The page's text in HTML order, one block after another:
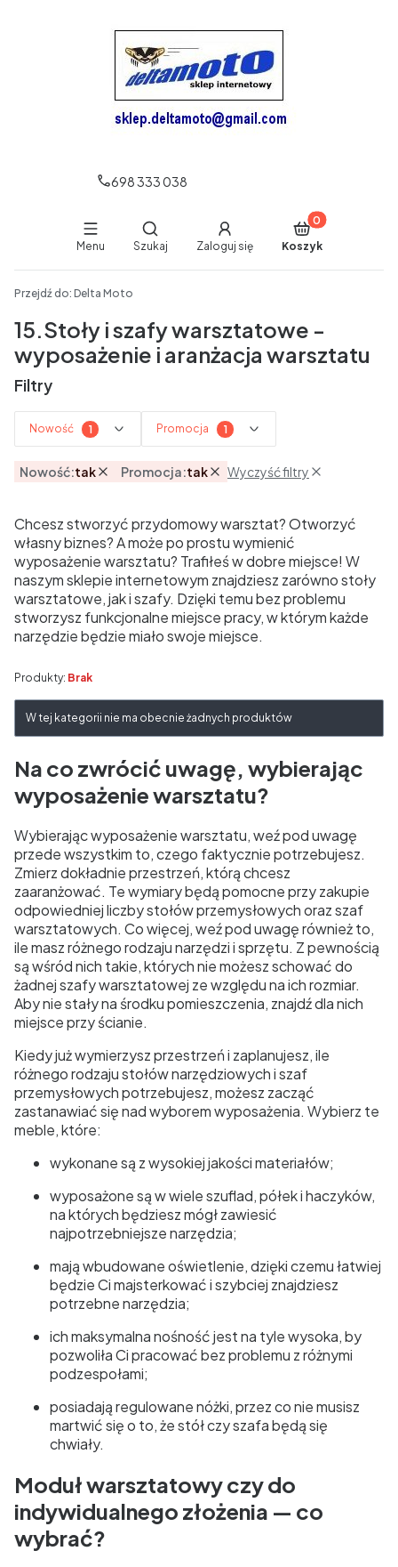
698 333 038
Menu
Otwórz wyszukiwarkę
Szukaj Zaloguj się
Produkty w
Koszyk
Przejdź do: Delta Moto
15.Stoły i szafy warsztatowe -
wyposażenie i aranżacja warsztatu
Filtry
Nowość Promocja
Aktywne filtry
Nowość:tak Promocja:tak Wyczyść filtry
Chcesz stworzyć przydomowy warsztat? Otworzyć
własny biznes? A może po prostu wymienić
wyposażenie warsztatu? Trafiłeś w dobre miejsce! W
naszym sklepie internetowym znajdziesz zarówno stoły
warsztatowe, jak i szafy. Dzięki temu bez problemu
stworzysz funkcjonalne miejsce pracy, w którym każde
narzędzie będzie miało swoje miejsce.
Produkty: Brak
Lista produktów
W tej kategorii nie ma obecnie żadnych produktów
Na co zwrócić uwagę, wybierając
wyposażenie warsztatu?
Wybierając wyposażenie warsztatu, weź pod uwagę
przede wszystkim to, czego faktycznie potrzebujesz.
Zmierz dokładnie przestrzeń, którą chcesz
zaaranżować. Te wymiary będą pomocne przy zakupie
odpowiedniej liczby stołów przemysłowych oraz szaf
warsztatowych. Co więcej, weź pod uwagę również to,
ile masz różnego rodzaju narzędzi i sprzętu. Z pewnością
są wśród nich takie, których nie możesz schować do
żadnej szafy warsztatowej ze względu na ich rozmiar.
Aby nie stały na środku pomieszczenia, znajdź dla nich
miejsce przy ścianie.
Kiedy już wymierzysz przestrzeń i zaplanujesz, ile
różnego rodzaju stołów narzędziowych i szaf
przemysłowych potrzebujesz, możesz zacząć
zastanawiać się nad wyborem wyposażenia. Wybierz te
meble, które:
wykonane są z wysokiej jakości materiałów;
wyposażone są w wiele szuflad, półek i haczyków,
na których będziesz mógł zawiesić
najpotrzebniejsze narzędzia;
mają wbudowane oświetlenie, dzięki czemu łatwiej
będzie Ci majsterkować i szybciej znajdziesz
potrzebne narzędzia;
ich maksymalna nośność jest na tyle wysoka, by
pozwoliła Ci pracować bez problemu z różnymi
podzespołami;
posiadają regulowane nóżki, przez co nie musisz
martwić się o to, że stół czy szafa będą się
chwiały.
Moduł warsztatowy czy do
indywidualnego złożenia — co
wybrać?